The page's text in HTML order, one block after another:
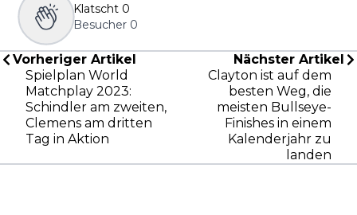
Klatscht 0
Besucher 0
Vorheriger Artikel
Spielplan World
Matchplay 2023:
Schindler am zweiten,
Clemens am dritten
Tag in Aktion
Nächster Artikel
Clayton ist auf dem
besten Weg, die
meisten Bullseye-
Finishes in einem
Kalenderjahr zu
landen